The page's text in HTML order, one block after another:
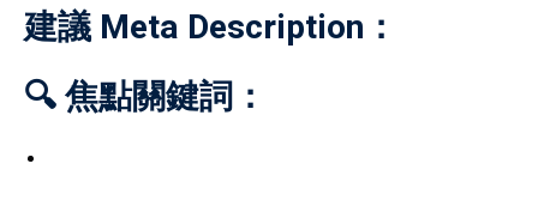
建議 Meta Description：
🔍 焦點關鍵詞：